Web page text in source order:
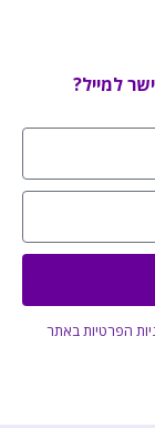
למייל?
הפרטיות באתר